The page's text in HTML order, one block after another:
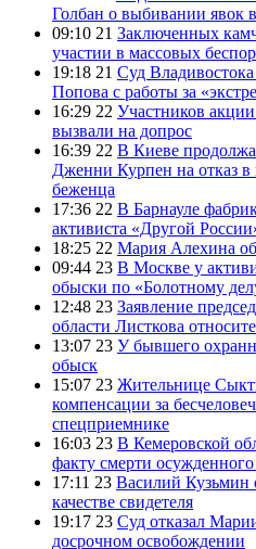
Голбан о выбивании явок
09:10 21 Заключенных
участии в массовых
19:18 21 Суд
Попова с работы за
16:29 22 Участников
вызвали на допрос
16:39 22 В Киеве
Дженни Курпен на отказ в
беженца
17:36 22 В Барнауле
активиста «Другой
18:25 22 Мария Алехина
09:44 23 В Москве у
обыски по «Болотному
12:48 23 Заявление
области Листкова
13:07 23 У бывшего
обыск
15:07 23 Жительнице
компенсации за
спецприемнике
16:03 23 В Кемеровской
факту смерти
17:11 23 Василий Кузьмин
качестве свидетеля
19:17 23 Суд отказал
досрочном освобождении